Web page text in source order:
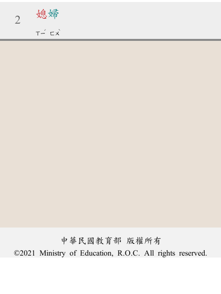
2
媳婦
ㄒㄧ
ˊ
ㄈㄨ
ˋ
中華民國教育部 版權所有
©2021 Ministry of Education, R.O.C. All rights reserved.